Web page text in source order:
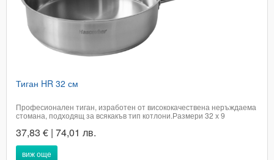
Тиган HR 32 см
Професионален тиган, изработен от висококачествена неръждаема
стомана, подходящ за всякакъв тип котлони.Размери 32 х 9
ТурцияЦената е с включено ДДСДоставката не е включена в цената
на артикула и е за сметка на...
37,83 € | 74,01 лв.
виж още